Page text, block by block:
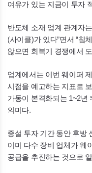
여유가 있는 지금이 투자
반도체 소재 업계 관계자
(사이클)가 있다”면서 “침
않으면 회복기 경쟁에서
업계에서는 이번 웨이퍼
시점을 예고하는 지표로
가동이 본격화되는 1~2년
의미다.
증설 투자 기간 동안 후방
이미 다수 장비 업체가 웨
공급을 추진하는 것으로